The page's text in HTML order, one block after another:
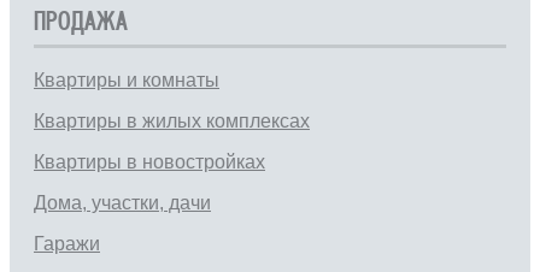
ПРОДАЖА
Квартиры и комнаты
Квартиры в жилых комплексах
Квартиры в новостройках
Дома, участки, дачи
Гаражи